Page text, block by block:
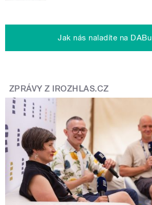
Jak nás naladíte na DABu
ZPRÁVY Z IROZHLAS.CZ